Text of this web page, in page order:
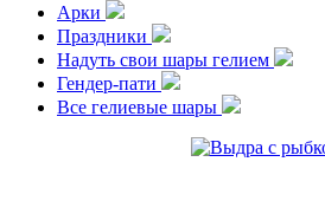
Арки
Праздники
Надуть свои шары гелием
Гендер-пати
Все гелиевые шары